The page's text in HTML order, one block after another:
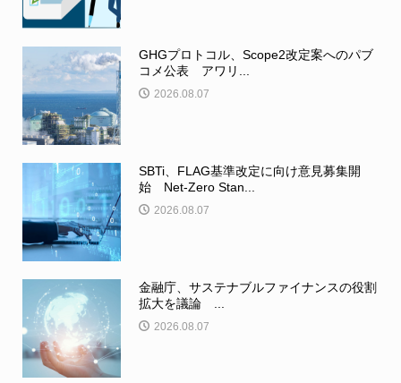
GHGプロトコル、Scope2改定案へのパブ
コメ公表 アワリ...
2026.08.07
SBTi、FLAG基準改定に向け意見募集開
始 Net-Zero Stan...
2026.08.07
金融庁、サステナブルファイナンスの役割
拡大を議論 ...
2026.08.07